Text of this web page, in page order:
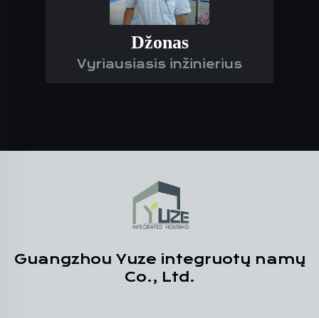
Džonas
Vyriausiasis inžinierius
Guangzhou Yuze integruotų namų
Co., Ltd.